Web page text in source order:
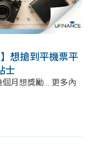
想搶到平機票平
士
月想獎勵... 更多內